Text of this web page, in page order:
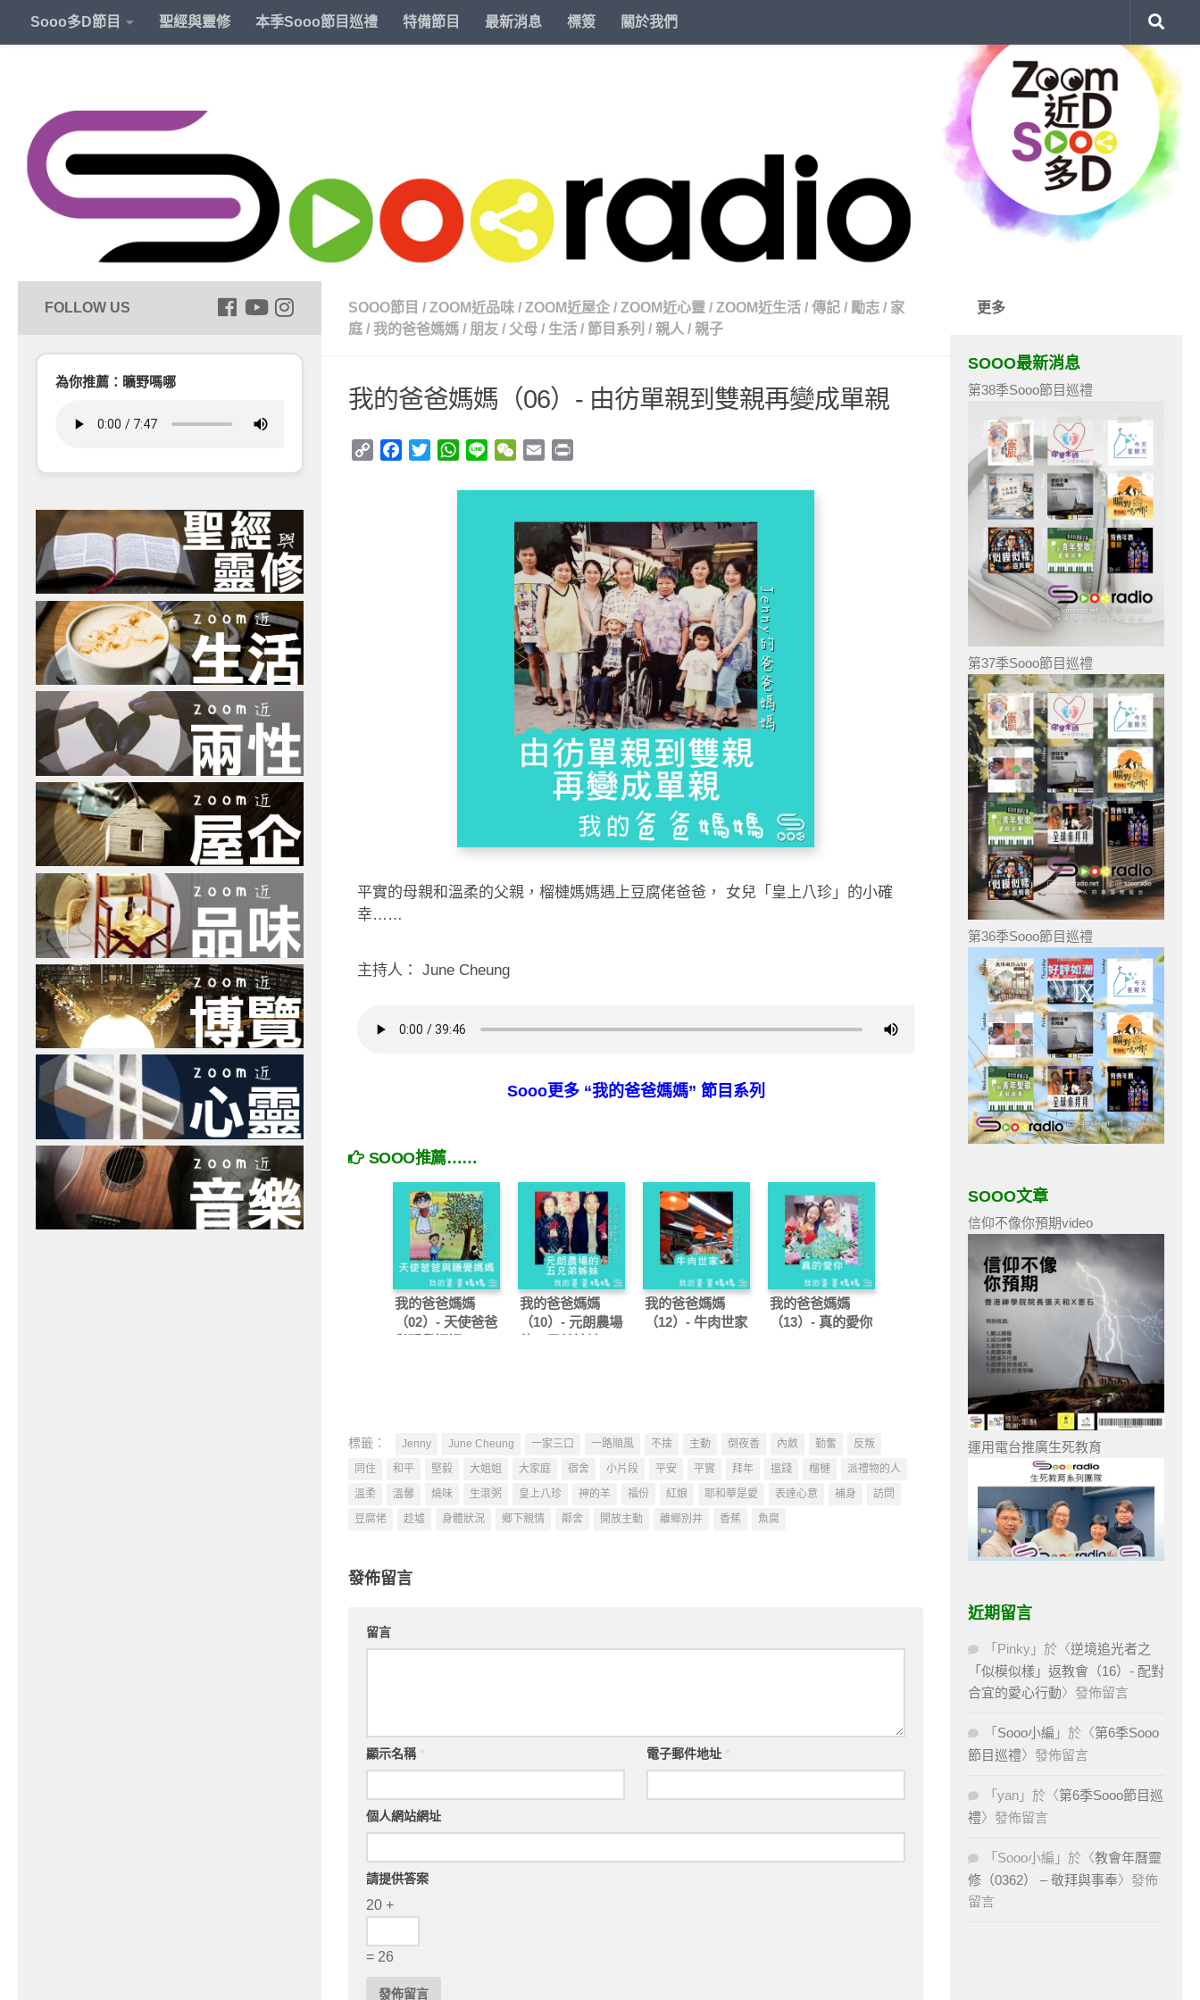
Sooo多D節目 聖經與靈修 本季Sooo節目巡禮 特備節目 最新消息 標簽 關於我們
SOOO節目 / ZOOM近品味 / ZOOM近屋企 / ZOOM近心靈 / ZOOM近生活 / 傳記 / 勵志 / 家
庭 / 我的爸爸媽媽 / 朋友 / 父母 / 生活 / 節目系列 / 親人 / 親子
我的爸爸媽媽（06）- 由彷單親到雙親再變成單親
Copy
Facebook
TwitterWhatsApp
Line WeChat
Email
平實的母親和溫柔的父親，榴槤媽媽遇上豆腐佬爸爸， 女兒「皇上八珍」的小確
幸……
主持人： June Cheung
Sooo更多 “我的爸爸媽媽” 節目系列
SOOO推薦……
我的爸爸媽媽
（02）- 天使爸爸
我的爸爸媽媽
（10）- 元朗農場
我的爸爸媽媽
（12）- 牛肉世家
我的爸爸媽媽
（13）- 真的愛你
標籤： Jenny June Cheung 一家三口 一路順風 不捨 主動 倒夜香 內斂 勤奮
反叛
同住
和平 堅毅 大姐姐 大家庭 宿舍 小片段 平安 平實 拜年 搵錢 榴槤
派禮物的人
溫柔
溫馨 燒味 生滾粥 皇上八珍 神的羊 福份 紅娘 耶和華是愛 表達心意 補身
訪問
豆腐佬
趁墟 身體狀況 鄉下親情 鄰舍 開放主動 離鄉別井 香蕉 魚腐
發佈留言
留言
顯示名稱 電子郵件地址
個人網站網址
請提供答案
20 +
= 26
為你推薦：曠野嗎哪
更多
SOOO最新消息
第38季Sooo節目巡禮
第37季Sooo節目巡禮
第36季Sooo節目巡禮
SOOO文章
信仰不像你預期video
運用電台推廣生死教育
近期留言
「 Pinky 」於〈逆境追光者之
「似模似樣」返教會（16）- 配對
合宜的愛心行動〉發佈留言
「 Sooo小編 」於〈第6季Sooo
節目巡禮〉發佈留言
「 yan 」於〈第6季Sooo節目巡
禮〉發佈留言
「 Sooo小編 」於〈教會年曆靈
修（0362） – 敬拜與事奉〉發佈
留言